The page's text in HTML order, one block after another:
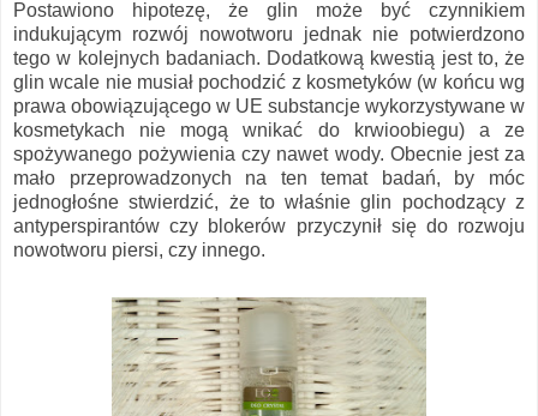
Postawiono hipotezę, że glin może być czynnikiem
indukującym rozwój nowotworu jednak nie potwierdzono
tego w kolejnych badaniach. Dodatkową kwestią jest to, że
glin wcale nie musiał pochodzić z kosmetyków (w końcu wg
prawa obowiązującego w UE substancje wykorzystywane w
kosmetykach nie mogą wnikać do krwioobiegu) a ze
spożywanego pożywienia czy nawet wody. Obecnie jest za
mało przeprowadzonych na ten temat badań, by móc
jednogłośne stwierdzić, że to właśnie glin pochodzący z
antyperspirantów czy blokerów przyczynił się do rozwoju
nowotworu piersi, czy innego.